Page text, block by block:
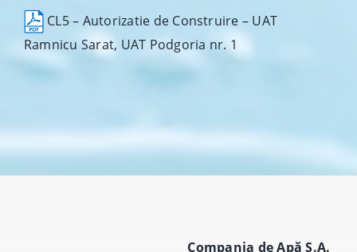
CL5 – Autorizatie de Construire – UAT
Ramnicu Sarat, UAT Podgoria nr. 1
Compania de Apă S.A.